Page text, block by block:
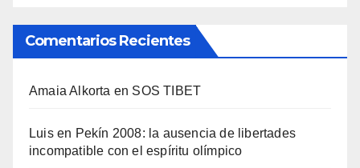
Comentarios Recientes
Amaia Alkorta en SOS TIBET
Luisen Pekí­n 2008: la ausencia de libertades
incompatible con el espí­ritu olí­mpico